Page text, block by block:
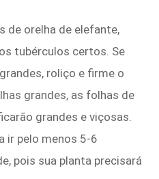
de orelha de elefante,
tubérculos certos. Se
roliço e firme o
grandes, as folhas de
grandes e viçosas.
ir pelo menos 5-6
pois sua planta precisará